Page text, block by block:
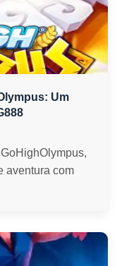
Um
aventura com